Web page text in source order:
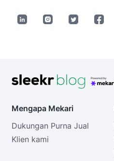
Mengapa Mekari
Dukungan Purna Jual
Klien kami